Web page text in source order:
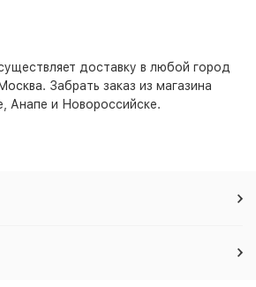
доставку в любой город
Москва. Забрать заказ из магазина
Анапе и Новороссийске.